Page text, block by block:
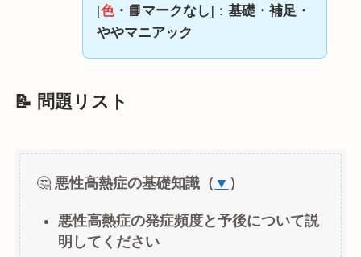
[色・📘マークなし]： 基礎・補足・
ややマニアック
📝 問題リスト
🤔 悪性高熱症の基礎知識（ ▼ ）
悪性高熱症の発症頻度と予後について説
明してください